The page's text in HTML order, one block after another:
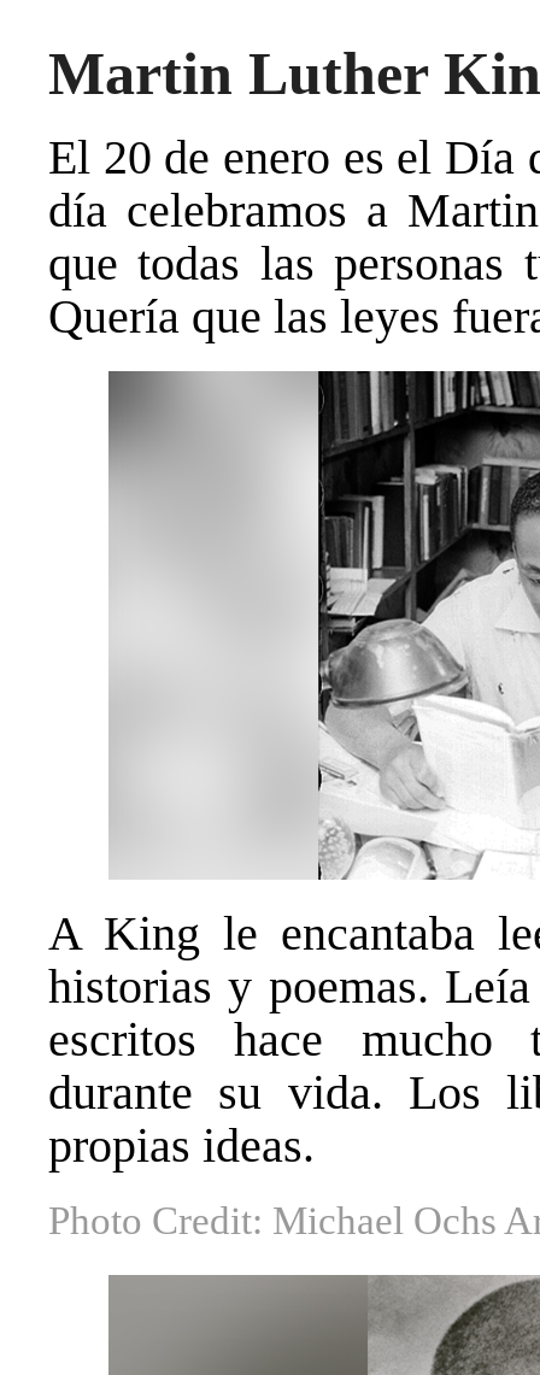
Martin Luther
El 20 de enero es el
día celebramos a
que todas las personas
Quería que las leyes
A King le encantaba
historias y poemas.
escritos hace mucho
durante su vida. Los
propias ideas.
Photo Credit: Michael Ochs